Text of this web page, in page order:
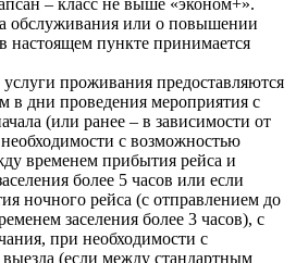
обслуживания или о повышении
настоящем пункте принимается
проживания предоставляются
в дни проведения мероприятия с
(или ранее – в зависимости от
с возможностью
временем прибытия рейса и
более 5 часов или если
ночного рейса (с отправлением до
заселения более 3 часов), с
при необходимости с
(если между стандартным